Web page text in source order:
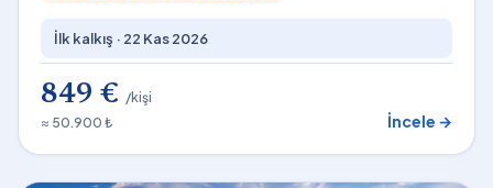
İlk kalkış · 22 Kas 2026
849 € /kişi
≈ 50.900 ₺
İncele →